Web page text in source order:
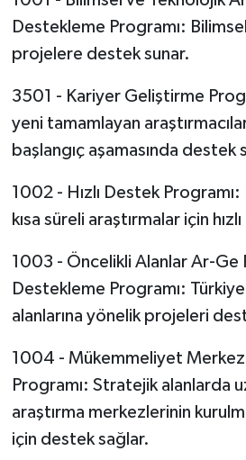
Destekleme Programı:
projelere destek sunar.
3501 - Kariyer Geliştirme
yeni tamamlayan
başlangıç aşamasında destek
1002 - Hızlı Destek
kısa süreli araştırmalar için
1003 - Öncelikli Alanlar Ar-Ge
Destekleme Programı:
alanlarına yönelik projeleri
1004 - Mükemmeliyet
Programı: Stratejik alanlarda
araştırma merkezlerinin
için destek sağlar.